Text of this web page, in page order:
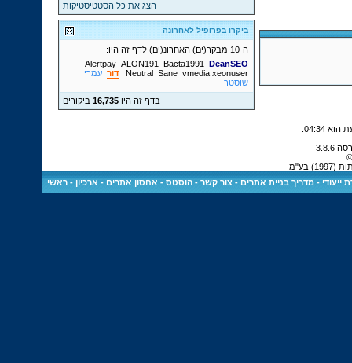
הצג את כל הסטטיסטיקות
ביקרו בפרופיל לאחרונה
ה-10 מבקר(ים) האחרונ(ים) לדף זה היו:
Alertpay ALON191 Bacta1991
DeanSEO
Neutral Sane vmedia xeonuser דור עמרי
שוסטר
בדף זה היו16,735 ביקורים
04:34
בע"מ
ייעודי -מדריך בניית אתרים -צור קשר -הוסטס - אחסון אתרים - ארכיון -ראשי